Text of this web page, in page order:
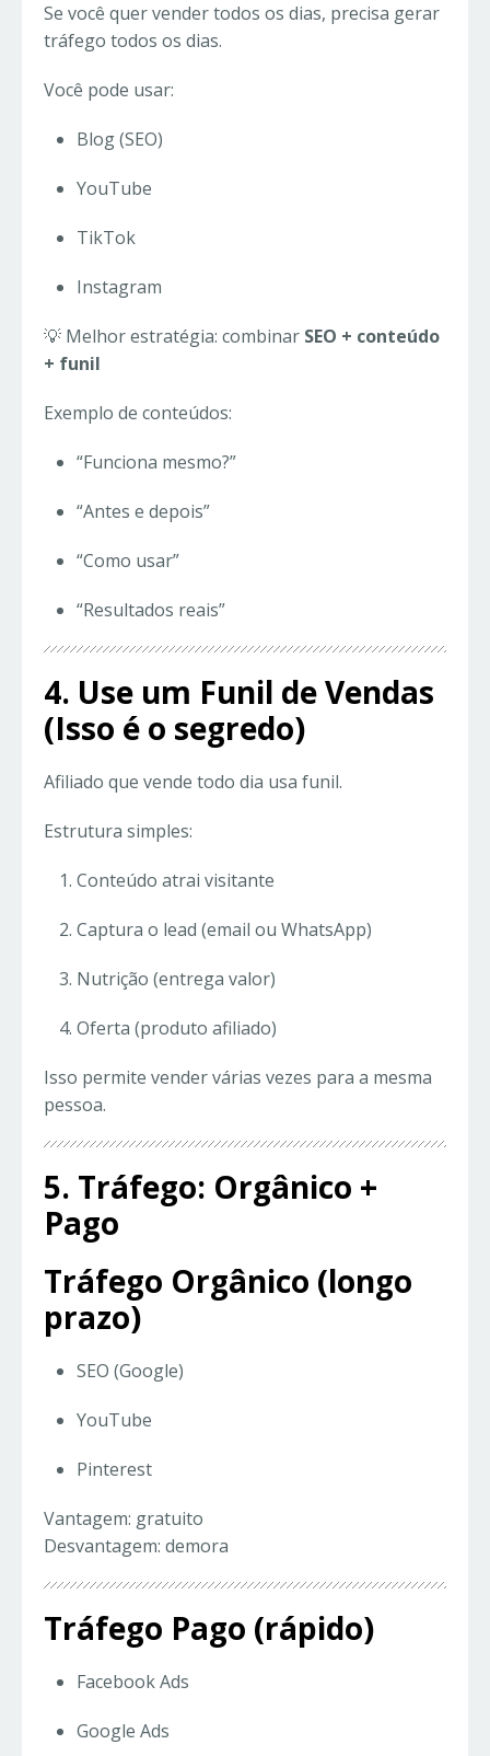
Se você quer vender todos os dias, precisa gerar
tráfego todos os dias.
Você pode usar:
Blog (SEO)
YouTube
TikTok
Instagram
💡 Melhor estratégia: combinar SEO + conteúdo
+ funil
Exemplo de conteúdos:
“Funciona mesmo?”
“Antes e depois”
“Como usar”
“Resultados reais”
4. Use um Funil de Vendas
(Isso é o segredo)
Afiliado que vende todo dia usa funil.
Estrutura simples:
Conteúdo atrai visitante
Captura o lead (email ou WhatsApp)
Nutrição (entrega valor)
Oferta (produto afiliado)
Isso permite vender várias vezes para a mesma
pessoa.
5. Tráfego: Orgânico +
Pago
Tráfego Orgânico (longo
prazo)
SEO (Google)
YouTube
Pinterest
Vantagem: gratuito
Desvantagem: demora
Tráfego Pago (rápido)
Facebook Ads
Google Ads